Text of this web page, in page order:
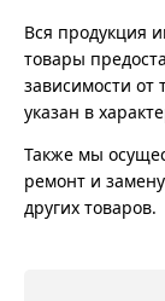
Вся продукция
товары
зависимости от
указан в
Также мы
ремонт и
других товаров.